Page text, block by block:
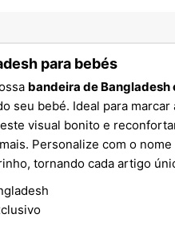
para bebés
bandeira de Bangladesh
seu bebé. Ideal para marcar
visual bonito e
Personalize com o nome
tornando cada artigo